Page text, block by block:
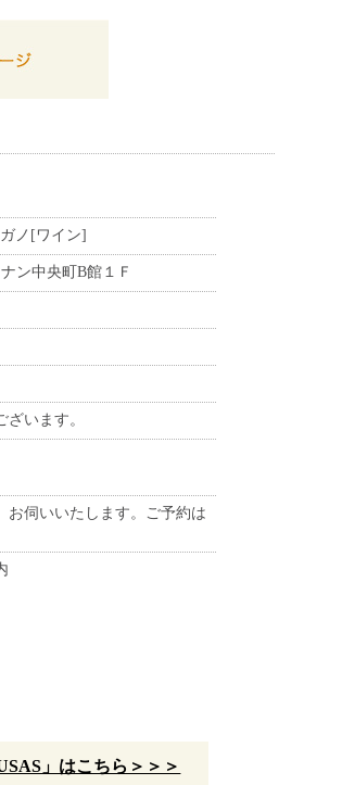
ノ[ワイン]
ン中央町B館１Ｆ
います。
お伺いいたします。ご予約は
」はこちら＞＞＞